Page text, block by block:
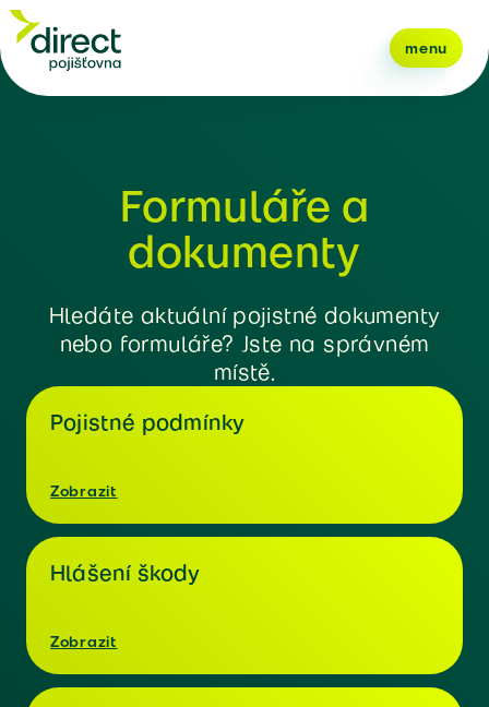
menu
Formuláře a
dokumenty
Hledáte aktuální pojistné dokumenty
nebo formuláře? Jste na správném
místě.
Pojistné podmínky
Zobrazit
Hlášení škody
Zobrazit